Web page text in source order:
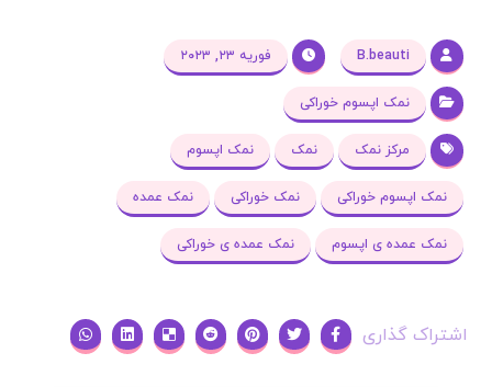
B.beauti فوریه ۲۳, ۲۰۲۳
نمک اپسوم خوراکی
مرکز نمک نمک نمک اپسوم
نمک اپسوم خوراکی نمک خوراکی نمک عمده
نمک عمده ی اپسوم نمک عمده ی خوراکی